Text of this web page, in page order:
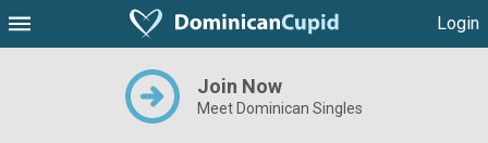
Login
Join Now
Meet Dominican Singles